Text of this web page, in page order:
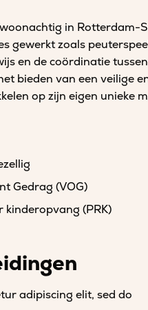
in Rotterdam-
gewerkt zoals
en de coördinatie
bieden van een veilige
op zijn eigen unieke
Gedrag (VOG)
(PRK)
adipiscing elit, sed do